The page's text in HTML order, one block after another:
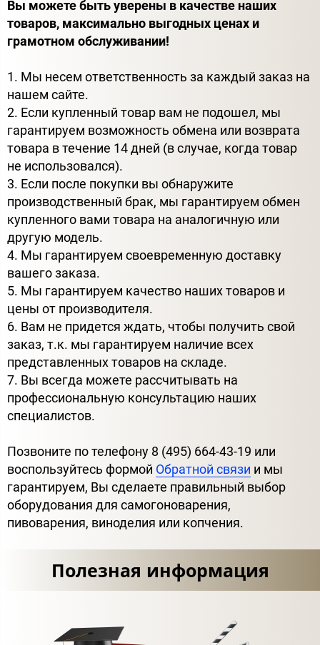
Вы можете быть уверены в качестве наших
товаров, максимально выгодных ценах и
грамотном обслуживании!
1. Мы несем ответственность за каждый заказ на
нашем сайте.
2. Если купленный товар вам не подошел, мы
гарантируем возможность обмена или возврата
товара в течение 14 дней (в случае, когда товар
не использовался).
3. Если после покупки вы обнаружите
производственный брак, мы гарантируем обмен
купленного вами товара на аналогичную или
другую модель.
4. Мы гарантируем своевременную доставку
вашего заказа.
5. Мы гарантируем качество наших товаров и
цены от производителя.
6. Вам не придется ждать, чтобы получить свой
заказ, т.к. мы гарантируем наличие всех
представленных товаров на складе.
7. Вы всегда можете рассчитывать на
профессиональную консультацию наших
специалистов.
Позвоните по телефону 8 (495) 664-43-19 или
воспользуйтесь формой Обратной связи и мы
гарантируем, Вы сделаете правильный выбор
оборудования для самогоноварения,
пивоварения, виноделия или копчения.
Полезная информация